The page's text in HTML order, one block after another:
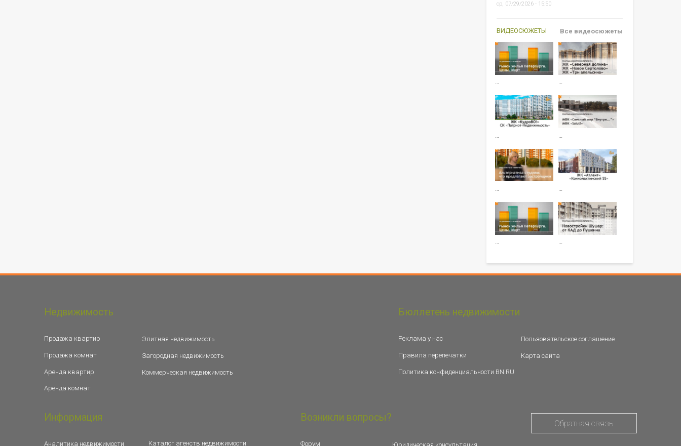
ср, 07/29/2026 - 15:50
ВИДЕОСЮЖЕТЫ
… …
… …
Все видеосюжеты
Недвижимость
Продажа квартир
Продажа комнат
Аренда квартир
Аренда комнат
Элитная недвижимость
Загородная недвижимость
Коммерческая недвижимость
Бюллетень недвижимости
Реклама у нас
Правила перепечатки
Политика конфиденциальности BN.RU
Пользовательское соглашение
Карта сайта
Информация
Аналитика недвижимости Каталог агенств недвижимости
Возникли вопросы?
Форум
Обратная связь